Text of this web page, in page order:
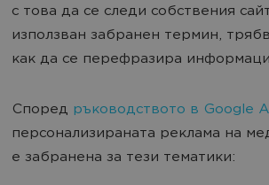
с това да се следи собствения
използван забранен термин,
как да се перефразира
Според ръководството в Google
персонализираната реклама на
е забранена за тези тематики: